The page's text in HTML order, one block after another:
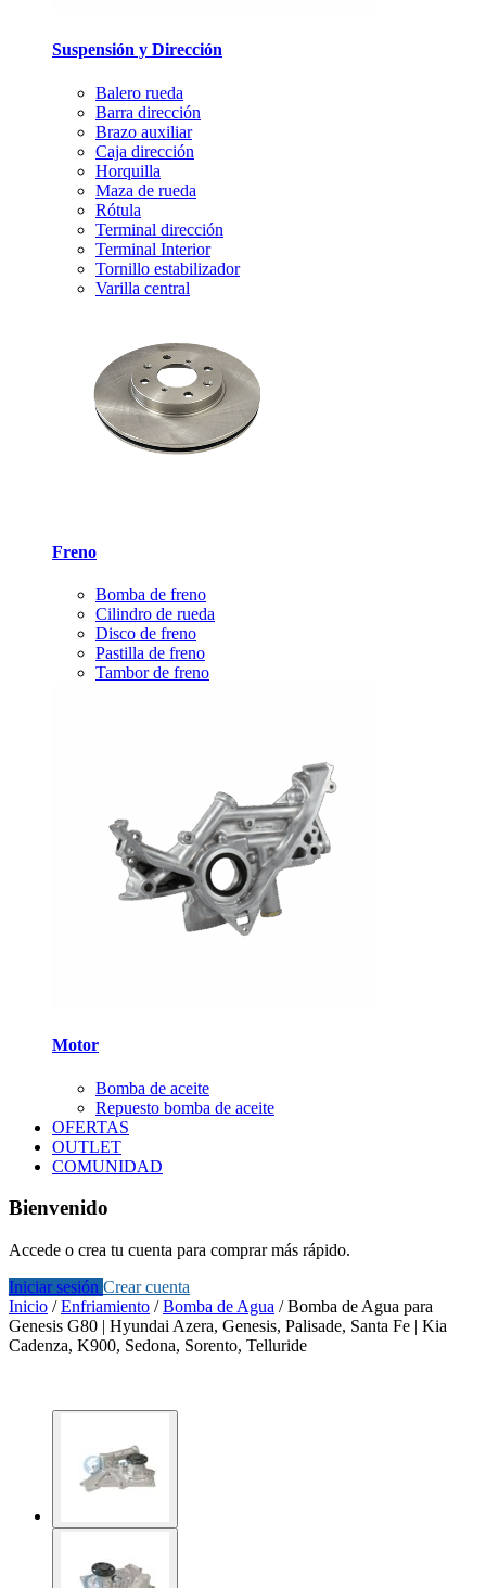
Suspensión y Dirección
Balero rueda
Barra dirección
Brazo auxiliar
Caja dirección
Horquilla
Maza de rueda
Rótula
Terminal dirección
Terminal Interior
Tornillo estabilizador
Varilla central
Freno
Bomba de freno
Cilindro de rueda
Disco de freno
Pastilla de freno
Tambor de freno
Motor
Bomba de aceite
Repuesto bomba de aceite
OFERTAS
OUTLET
COMUNIDAD
Bienvenido
Accede o crea tu cuenta para comprar más rápido.
Iniciar sesión Crear cuenta
Inicio /Enfriamiento /Bomba de Agua /Bomba de Agua para
Genesis G80 | Hyundai Azera, Genesis, Palisade, Santa Fe | Kia
Cadenza, K900, Sedona, Sorento, Telluride